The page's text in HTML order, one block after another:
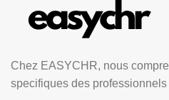
Chez EASYCHR, nous
specifiques des